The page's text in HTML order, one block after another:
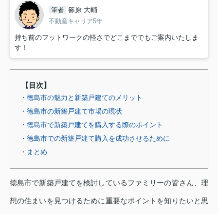
筆者 篠原 大輔
不動産キャリア5年
持ち前のフットワークの軽さでどこまででもご案内いたしま
す！
【目次】
・徳島市の魅力と新築戸建てのメリット
・徳島市の新築戸建て市場の現状
・徳島市で新築戸建てを購入する際のポイント
・徳島市での新築戸建て購入を成功させるために
・まとめ
徳島市で新築戸建てを検討しているファミリーの皆さん、理
想の住まいを見つけるために重要なポイントを知りたいと思